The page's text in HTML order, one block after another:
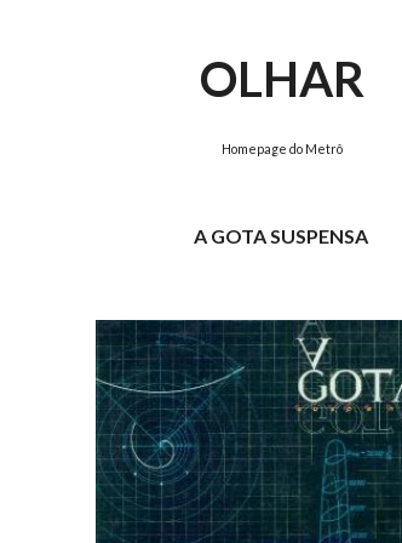
OLHAR
Homepage do Metrô
A GOTA SUSPENSA